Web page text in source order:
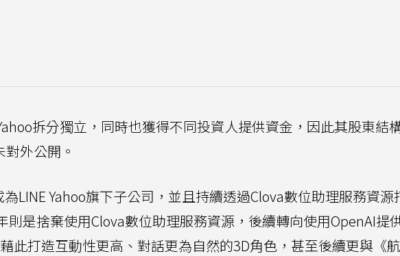
拆分獨立，同時也獲得不同投資人提供資金，因此其股東結
外公開。
LINE Yahoo旗下子公司，並且持續透過Clova數位助理服務資源
則是捨棄使用Clova數位助理服務資源，後續轉向使用OpenAI提
此打造互動性更高、對話更為自然的3D角色，甚至後續更與《